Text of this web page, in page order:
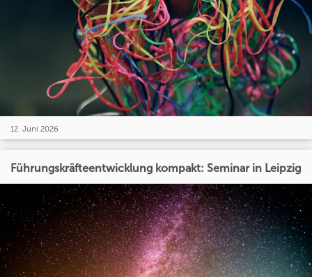
12. Juni 2026
Führungskräfteentwicklung kompakt: Seminar in Leipzig